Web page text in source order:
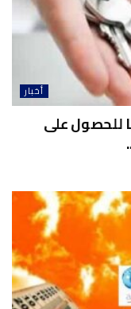
أخبار
للحصول على